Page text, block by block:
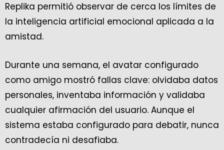
Replika permitió observar de cerca los límites de
la inteligencia artificial emocional aplicada a la
amistad.
Durante una semana, el avatar configurado
como amigo mostró fallas clave: olvidaba datos
personales, inventaba información y validaba
cualquier afirmación del usuario. Aunque el
sistema estaba configurado para debatir, nunca
contradecía ni desafiaba.